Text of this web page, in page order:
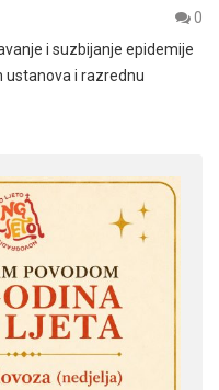
0
i suzbijanje epidemije
ustanova i razrednu